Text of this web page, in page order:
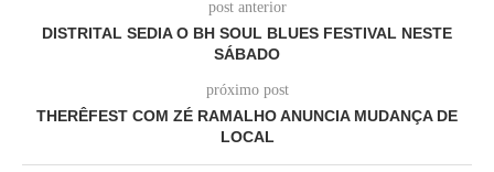
post anterior
DISTRITAL SEDIA O BH SOUL BLUES FESTIVAL NESTE
SÁBADO
próximo post
THERÊFEST COM ZÉ RAMALHO ANUNCIA MUDANÇA DE
LOCAL